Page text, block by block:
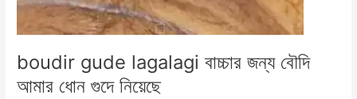
boudir gude lagalagi বাচ্চার জন্য বৌদি
আমার ধোন গুদে নিয়েছে